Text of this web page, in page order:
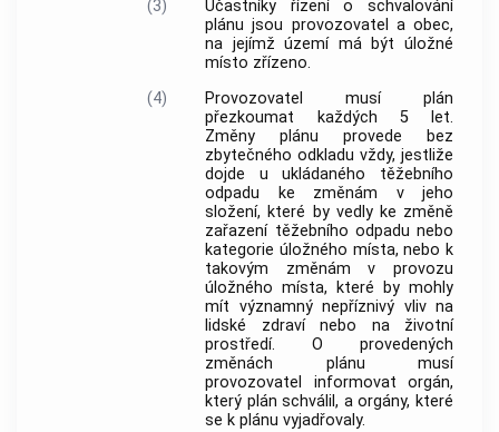
(3)
Účastníky řízení o schvalování
plánu jsou provozovatel aobec,
na jejímž území má být úložné
místo zřízeno.
(4)
Provozovatel
musí plán
přezkoumat každých 5 let.
Změny plánu provede bez
zbytečného odkladu vždy, jestliže
dojde u ukládaného těžebního
odpadu ke změnám v jeho
složení, které by vedly ke změně
zařazení těžebního odpadu nebo
kategorie úložného místa, nebo k
takovým změnám v provozu
úložného místa, které by mohly
mít významný nepříznivý vliv na
lidské zdraví nebo na životní
prostředí. O provedených
změnách plánu musí
provozovatel
informovat orgán,
který plán schválil, a orgány, které
se k plánu vyjadřovaly.